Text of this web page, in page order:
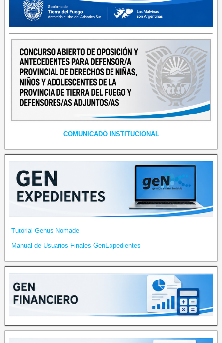
COMUNICADO INSTITUCIONAL
Tutorial Genus Nomade
Manual de Usuarios Finales GenExpedientes